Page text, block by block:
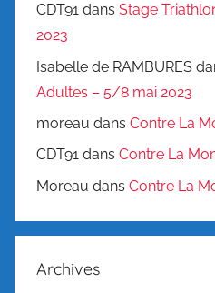
CDT91 dans Stage
2023
Isabelle de RAMBURES
Adultes – 5/8 mai 2023
moreau dans Contre La
CDT91 dans Contre La
Moreau dans Contre La
Archives